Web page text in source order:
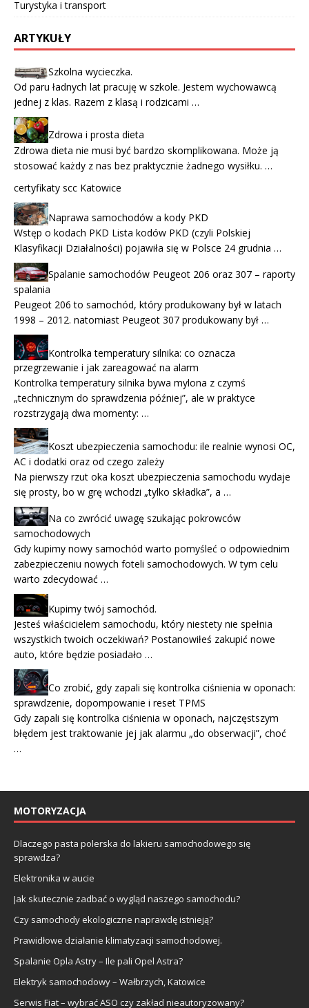
Turystyka i transport
ARTYKUŁY
Szkolna wycieczka.
Od paru ładnych lat pracuję w szkole. Jestem wychowawcą
jednej z klas. Razem z klasą i rodzicami …
Zdrowa i prosta dieta
Zdrowa dieta nie musi być bardzo skomplikowana. Może ją
stosować każdy z nas bez praktycznie żadnego wysiłku. …
certyfikaty scc Katowice
Naprawa samochodów a kody PKD
Wstęp o kodach PKD Lista kodów PKD (czyli Polskiej
Klasyfikacji Działalności) pojawiła się w Polsce 24 grudnia …
Spalanie samochodów Peugeot 206 oraz 307 – raporty
spalania
Peugeot 206 to samochód, który produkowany był w latach
1998 – 2012. natomiast Peugeot 307 produkowany był …
Kontrolka temperatury silnika: co oznacza
przegrzewanie i jak zareagować na alarm
Kontrolka temperatury silnika bywa mylona z czymś
„technicznym do sprawdzenia później”, ale w praktyce
rozstrzygają dwa momenty: …
Koszt ubezpieczenia samochodu: ile realnie wynosi OC,
AC i dodatki oraz od czego zależy
Na pierwszy rzut oka koszt ubezpieczenia samochodu wydaje
się prosty, bo w grę wchodzi „tylko składka”, a …
Na co zwrócić uwagę szukając pokrowców
samochodowych
Gdy kupimy nowy samochód warto pomyśleć o odpowiednim
zabezpieczeniu nowych foteli samochodowych. W tym celu
warto zdecydować …
Kupimy twój samochód.
Jesteś właścicielem samochodu, który niestety nie spełnia
wszystkich twoich oczekiwań? Postanowiłeś zakupić nowe
auto, które będzie posiadało …
Co zrobić, gdy zapali się kontrolka ciśnienia w oponach:
sprawdzenie, dopompowanie i reset TPMS
Gdy zapali się kontrolka ciśnienia w oponach, najczęstszym
błędem jest traktowanie jej jak alarmu „do obserwacji”, choć
…
MOTORYZACJA
Dlaczego pasta polerska do lakieru samochodowego się
sprawdza?
Elektronika w aucie
Jak skutecznie zadbać o wygląd naszego samochodu?
Czy samochody ekologiczne naprawdę istnieją?
Prawidłowe działanie klimatyzacji samochodowej.
Spalanie Opla Astry – Ile pali Opel Astra?
Elektryk samochodowy – Wałbrzych, Katowice
Serwis Fiat – wybrać ASO czy zakład nieautoryzowany?